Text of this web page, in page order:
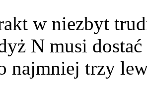
w niezbyt
N musi
najmniej trzy